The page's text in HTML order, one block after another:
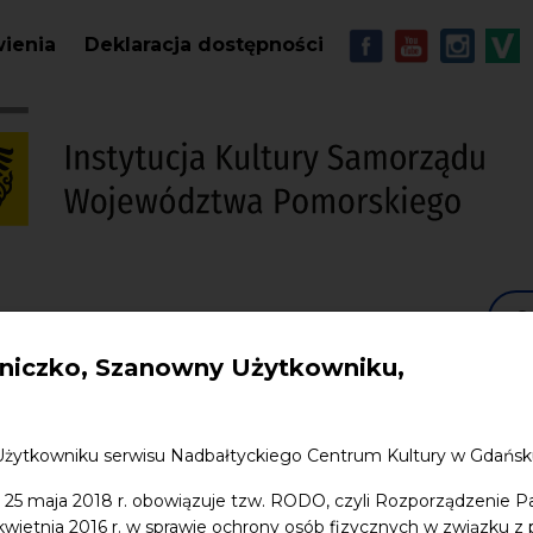
Szanowny Użytkowniku,
serwisu Nadbałtyckiego Centrum Kultury w
maja 2018 r. obowiązuje tzw. RODO, czyli Rozporządzenie
2016 r. w sprawie ochrony osób fizycznych w związku
Deklaracja dostępności MENU -